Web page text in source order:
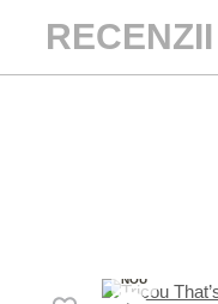
RECENZII
NOU